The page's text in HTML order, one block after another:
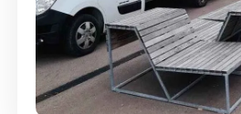
Umzugsreinigung - mit
Abgabegarantie